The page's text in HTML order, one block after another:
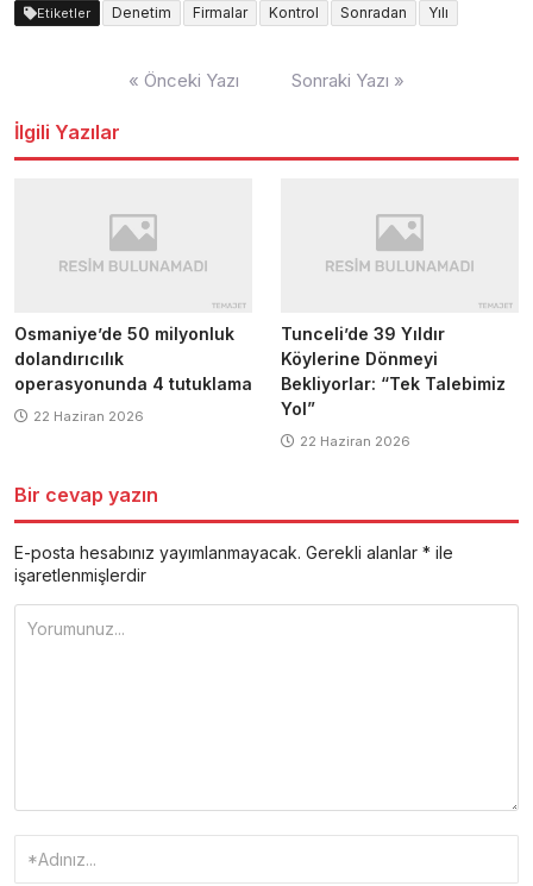
Etiketler Denetim Firmalar Kontrol Sonradan Yılı
« Önceki Yazı Sonraki Yazı »
İlgili Yazılar
Osmaniye’de 50 milyonluk
dolandırıcılık
operasyonunda 4 tutuklama
22 Haziran 2026
Tunceli’de 39 Yıldır
Köylerine Dönmeyi
Bekliyorlar: “Tek Talebimiz
Yol”
22 Haziran 2026
Bir cevap yazın
E-posta hesabınız yayımlanmayacak. Gerekli alanlar * ile
işaretlenmişlerdir